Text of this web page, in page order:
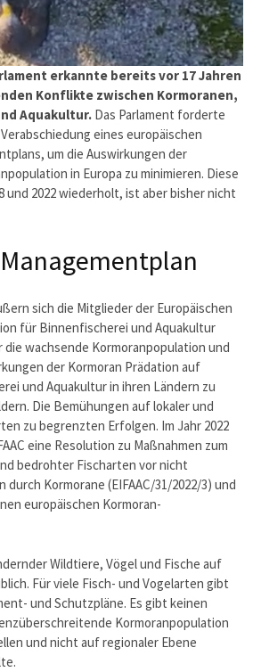
erkannte bereits vor 17 Jahren
Konflikte zwischen Kormoranen,
Aquakultur. Das Parlament forderte
eines europäischen
um die Auswirkungen der
in Europa zu minimieren. Diese
und 2022 wiederholt, ist aber bisher nicht
sich die Mitglieder der Europäischen
für Binnenfischerei und Aquakultur
die wachsende Kormoranpopulation und
der Kormoran Prädation auf
und Aquakultur in ihren Ländern zu
Die Bemühungen auf lokaler und
zu begrenzten Erfolgen. Im Jahr 2022
eine Resolution zu Maßnahmen zum
bedrohter Fischarten vor nicht
Kormorane (EIFAAC/31/2022/3) und
europäischen Kormoran-
Wildtiere, Vögel und Fische auf
Für viele Fisch- und Vogelarten gibt
und Schutzpläne. Es gibt keinen
Kormoranpopulation
und nicht auf regionaler Ebene